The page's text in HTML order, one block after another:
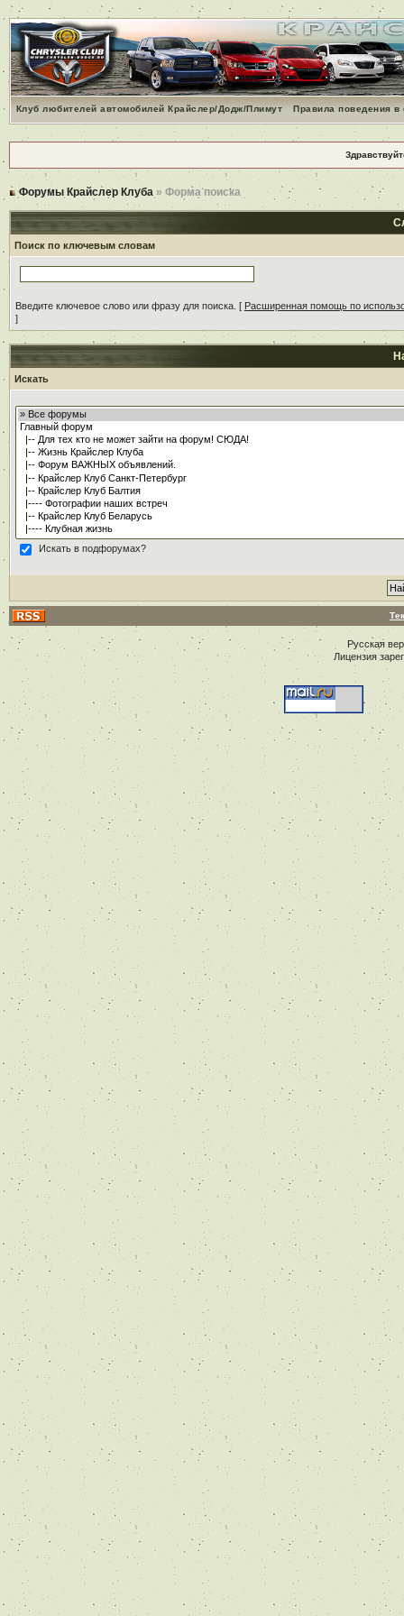
Клуб любителей автомобилей Крайслер/Додж/Плимут Правила поведения
Форумы Крайслер Клуба » Форма поиска
Поиск по ключевым словам
Введите ключевое слово или фразу для поиска. [ Расширенная помощь по
]
Искать
Искать в подфорумах?
Русская
Лицензия